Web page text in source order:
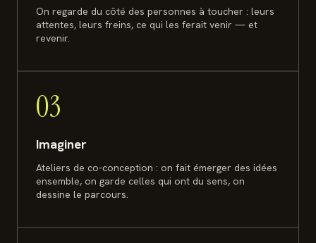
On regarde du côté des personnes à toucher : leurs
attentes, leurs freins, ce qui les ferait venir — et
revenir.
03
Imaginer
Ateliers de co-conception : on fait émerger des idées
ensemble, on garde celles qui ont du sens, on
dessine le parcours.